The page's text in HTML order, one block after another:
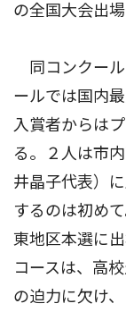
の全国大会出場
同コンクール
ールでは国内
入賞者からは
る。２人は市
井晶子代表）
するのは初め
東地区本選に
コースは、高
の迫力に欠け